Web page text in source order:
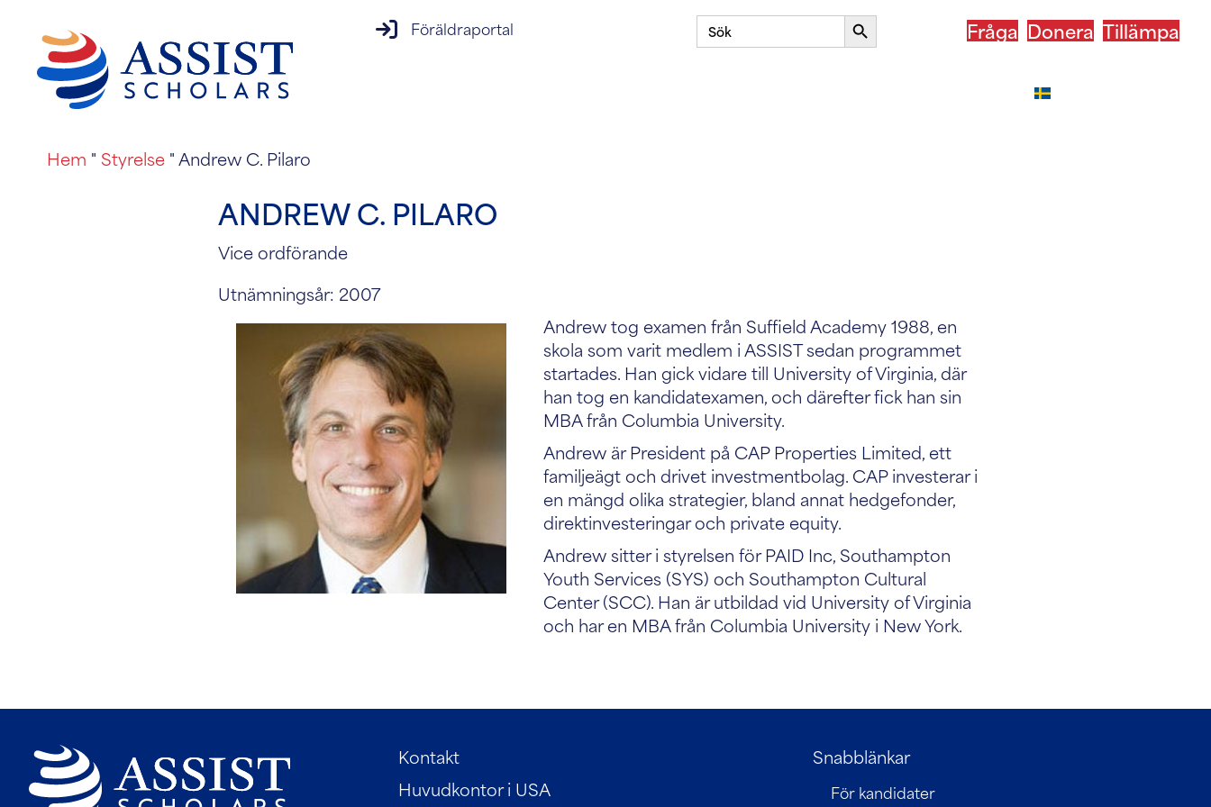
inloggning till föräldraportal
Föräldraportal Sök
efter: Sökknapp Fråga Donera Tillämpa
Hem " Styrelse "Andrew C. Pilaro
ANDREW C. PILARO
Vice ordförande
Utnämningsår: 2007
Andrew tog examen från Suffield Academy 1988, en
skola som varit medlem i ASSIST sedan programmet
startades. Han gick vidare till University of Virginia, där
han tog en kandidatexamen, och därefter fick han sin
MBA från Columbia University.
Andrew är President på CAP Properties Limited, ett
familjeägt och drivet investmentbolag. CAP investerar i
en mängd olika strategier, bland annat hedgefonder,
direktinvesteringar och private equity.
Andrew sitter i styrelsen för PAID Inc, Southampton
Youth Services (SYS) och Southampton Cultural
Center (SCC). Han är utbildad vid University of Virginia
och har en MBA från Columbia University i New York.
Kontakt
Huvudkontor i USA
Snabblänkar
För kandidater